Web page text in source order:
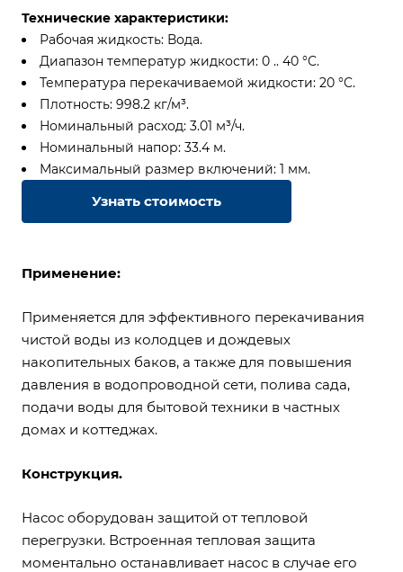
Технические характеристики:
Рабочая жидкость: Вода.
Диапазон температур жидкости: 0 .. 40 °C.
Температура перекачиваемой жидкости: 20 °C.
Плотность: 998.2 кг/м³.
Номинальный расход: 3.01 м³/ч.
Номинальный напор: 33.4 м.
Максимальный размер включений: 1 мм.
Узнать стоимость
Применение:
Применяется для эффективного перекачивания
чистой воды из колодцев и дождевых
накопительных баков, а также для повышения
давления в водопроводной сети, полива сада,
подачи воды для бытовой техники в частных
домах и коттеджах.
Конструкция.
Насос оборудован защитой от тепловой
перегрузки. Встроенная тепловая защита
моментально останавливает насос в случае его